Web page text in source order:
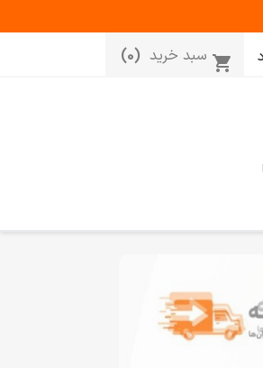
shopping_cart سبد خرید (0)